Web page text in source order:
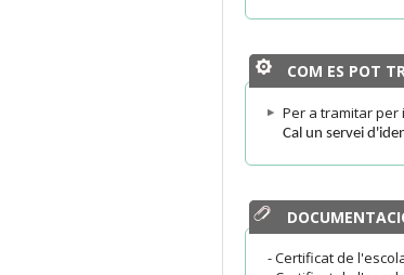
COM ES POT
Per a tramitar per
Cal un servei
- Certificat de